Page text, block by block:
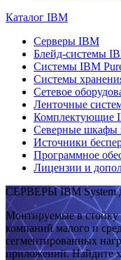
Каталог IBM
Серверы IBM
Блейд-системы
Системы IBM
Системы
Сетевое
Ленточные
Комплектующие
Северные шкафы
Источники
Программное
Лицензии и
СЕРВЕРЫ IBM System
Монтируемые в стойку
компаний малого и
сегментированных
приложений. Найдите